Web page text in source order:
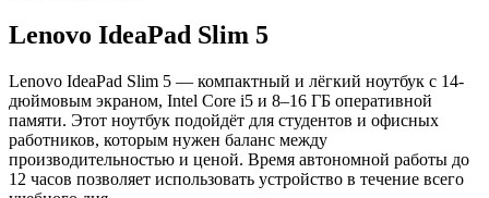
Lenovo IdeaPad Slim 5
Lenovo IdeaPad Slim 5 — компактный и лёгкий ноутбук с 14-
дюймовым экраном, Intel Core i5 и 8–16 ГБ оперативной
памяти. Этот ноутбук подойдёт для студентов и офисных
работников, которым нужен баланс между
производительностью и ценой. Время автономной работы до
12 часов позволяет использовать устройство в течение всего